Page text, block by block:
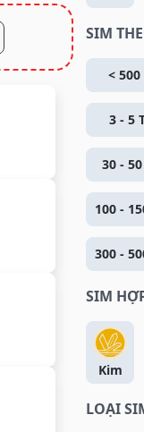
SIM
< 500
3 - 5
30 -
100 -
300 -
SIM
Kim
LOẠI